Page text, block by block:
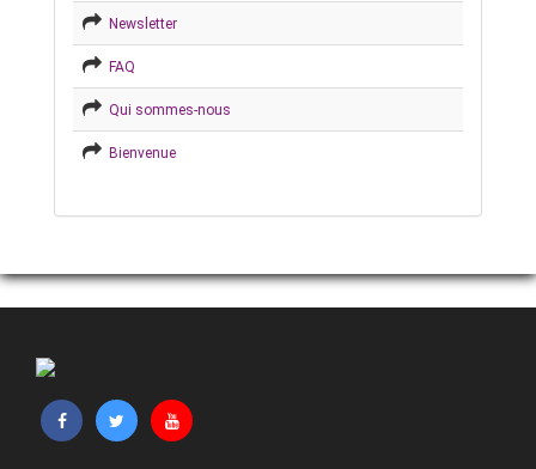
Newsletter
FAQ
Qui sommes-nous
Bienvenue